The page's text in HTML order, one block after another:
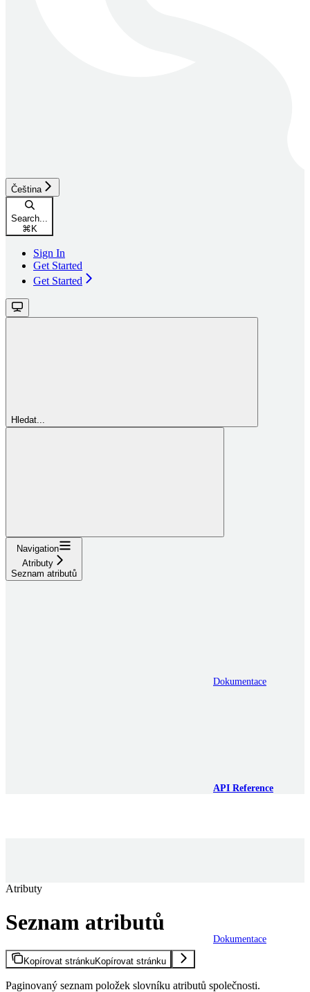
Čeština
Search...
⌘K
Sign In
Get Started
Get Started
Hledat...
Navigation
Atributy
Seznam atributů
Dokumentace
API Reference
Dokumentace
Atributy
Seznam atributů
Kopírovat stránkuKopírovat stránku
Paginovaný seznam položek slovníku atributů společnosti.